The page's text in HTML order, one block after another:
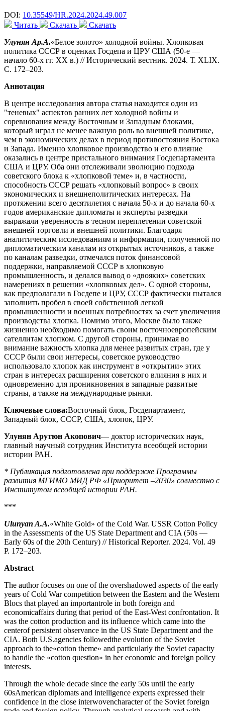
DOI: 10.35549/HR.2024.2024.49.007
Читать
Скачать
Скачать
Улунян Ар.А.«Белое золото» холодной войны. Хлопковая
политика СССР в оценках Госдепа и ЦРУ США (50-е —
начало 60-х гг. ХХ в.) // Исторический вестник. 2024. Т. XLIX.
С. 172–203.
Аннотация
В центре исследования автора статья находится один из
"теневых" аспектов ранних лет холодной войны и
соревнования между Восточным и Западным блоками,
который играл не менее важную роль во внешней политике,
чем в экономических делах в период противостояния Востока
и Запада. Именно хлопковое производство и его влияние
оказались в центре пристального внимания Госдепартамента
США и ЦРУ. Оба они отслеживали эволюцию подхода
советского блока к «хлопковой теме» и, в частности,
способность СССР решать «хлопковый вопрос» в своих
экономических и внешнеполитических интересах. На
протяжении всего десятилетия с начала 50-х и до начала 60-х
годов американские дипломаты и эксперты разведки
выражали уверенность в тесном переплетении советской
внешней торговли и внешней политики. Благодаря
аналитическим исследованиям и информации, полученной по
дипломатическим каналам из открытых источников, а также
по каналам разведки, отмечался поток финансовой
поддержки, направляемой СССР в хлопковую
промышленность, и делался вывод о «двояких» советских
намерениях в решении «хлопковых дел». С одной стороны,
как предполагали в Госдепе и ЦРУ, СССР фактически пытался
заполнить пробел в своей собственной легкой
промышленности и военных потребностях за счет увеличения
производства хлопка. Помимо этого, Москве было также
жизненно необходимо помогать своим восточноевропейским
сателлитам хлопком. С другой стороны, принимая во
внимание важность хлопка для менее развитых стран, где у
СССР были свои интересы, советское руководство
использовало хлопок как инструмент в «открытии» этих
стран в интересах расширения советского влияния в них и
одновременно для проникновения в западные развитые
страны, а также на международные рынки.
Ключевые слова:Восточный блок, Госдепартамент,
Западный блок, СССР, США, хлопок, ЦРУ.
Улунян Арутюн Акопович— доктор исторических наук,
главный научный сотрудник Института всеобщей истории
истории РАН.
* Публикация подготовлена при поддержке Программы
развития МГИМО МИД РФ «Приоритет –2030» совместно с
Институтом всеобщей истории РАН.
***
Ulunyan A.A.«White Gold» of the Cold War. USSR Cotton Policy
in the Assessments of the US State Department and CIA (50s —
Early 60s of the 20th Century) // Historical Reporter. 2024. Vol. 49
P. 172–203.
Abstract
The author focuses on one of the overshadowed aspects of the early
years of Cold War competition between the Eastern and the Western
Blocs that played an importantrole in both foreign and
economicaffairs during that period of the East-West confrontation. It
was the cotton production and its influence which came into the
centerof persistent observance in the US State Department and the
CIA. Both U.S.agencies followedthe evolution of the Soviet
approach to the«cotton theme» and particularly the Soviet capacity
to handle the «cotton question» in her economic and foreign policy
interests.
Through the whole decade since the early 50s until the early
60sAmerican diplomats and intelligence experts expressed their
confidence in the close interwovencharacter of the Soviet foreign